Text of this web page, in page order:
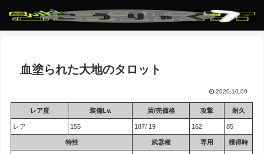
血塗られた大地のタロット
2020.10.09
レア度 装備Lv. 買/売価格 攻撃 耐久
レア 155 187/ 19 162 85
特性 武器種 専用 獲得時